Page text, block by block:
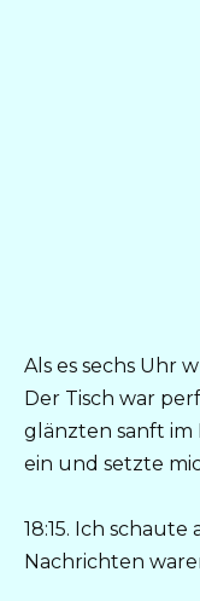
Als es sechs Uhr
Der Tisch war
glänzten sanft im
ein und setzte
18:15. Ich
Nachrichten